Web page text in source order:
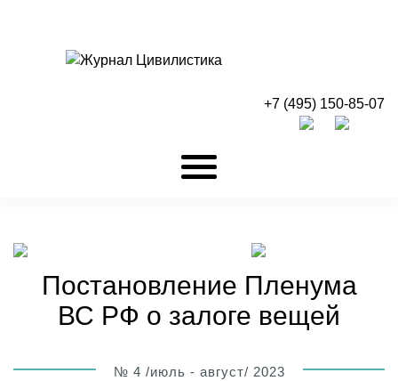
+7 (495) 150-85-07
Постановление Пленума
ВС РФ о залоге вещей
№ 4 /июль - август/ 2023